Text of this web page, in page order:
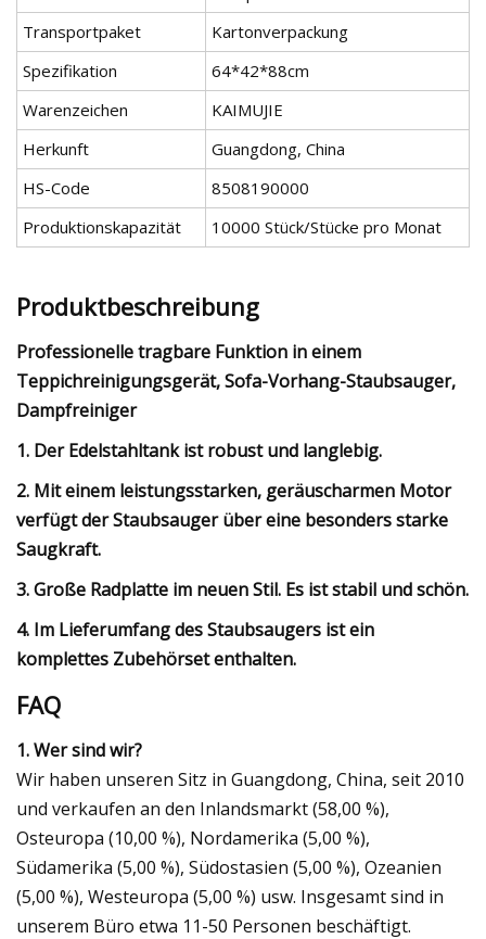
Transportpaket
Kartonverpackung
Spezifikation
64*42*88cm
Warenzeichen
KAIMUJIE
Herkunft
Guangdong, China
HS-Code
8508190000
Produktionskapazität
10000 Stück/Stücke pro Monat
Produktbeschreibung
Professionelle tragbare Funktion in einem
Teppichreinigungsgerät, Sofa-Vorhang-Staubsauger,
Dampfreiniger
1. Der Edelstahltank ist robust und langlebig.
2. Mit einem leistungsstarken, geräuscharmen Motor
verfügt der Staubsauger über eine besonders starke
Saugkraft.
3. Große Radplatte im neuen Stil. Es ist stabil und schön.
4. Im Lieferumfang des Staubsaugers ist ein
komplettes Zubehörset enthalten.
FAQ
1. Wer sind wir?
Wir haben unseren Sitz in Guangdong, China, seit 2010
und verkaufen an den Inlandsmarkt (58,00 %),
Osteuropa (10,00 %), Nordamerika (5,00 %),
Südamerika (5,00 %), Südostasien (5,00 %), Ozeanien
(5,00 %), Westeuropa (5,00 %) usw. Insgesamt sind in
unserem Büro etwa 11-50 Personen beschäftigt.